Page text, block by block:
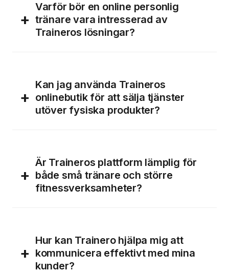
+
Varför bör en online personlig
tränare vara intresserad av
Traineros lösningar?
+
Kan jag använda Traineros
onlinebutik för att sälja tjänster
utöver fysiska produkter?
+
Är Traineros plattform lämplig för
både små tränare och större
fitnessverksamheter?
+
Hur kan Trainero hjälpa mig att
kommunicera effektivt med mina
kunder?